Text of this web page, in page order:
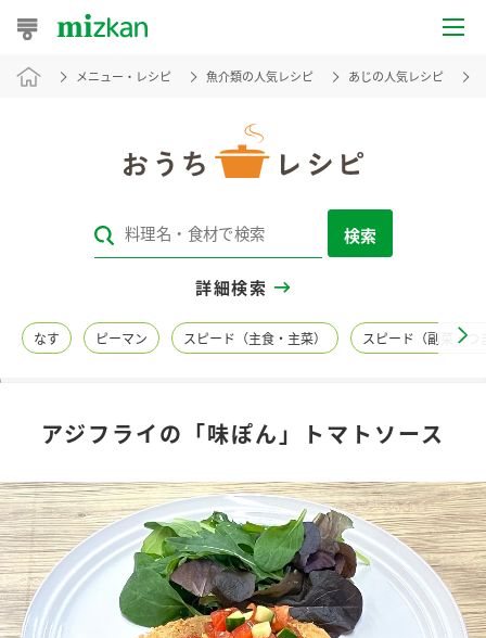
おうちレシピ
レシピカテゴリ一覧
レシピ名特集
商品情報
商品カテゴリ
酢 調味酢
新商品一覧
キャンペーン情報
メニュー・レシピ 魚介類の人気レシピ あじの人気レシピ
検索
詳細検索
なす ピーマン スピード（主食・主菜） スピード（副菜・つ
アジフライの「味ぽん」トマトソース